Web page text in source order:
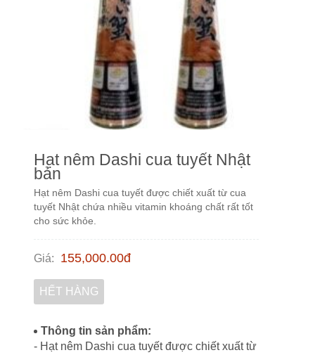
Hạt nêm Dashi cua tuyết Nhật
bản
Hạt nêm Dashi cua tuyết được chiết xuất từ cua
tuyết Nhật chứa nhiều vitamin khoáng chất rất tốt
cho sức khỏe.
Giá: 155,000.00đ
HẾT HÀNG
Thông tin sản phẩm:
- Hạt nêm Dashi cua tuyết được chiết xuất từ